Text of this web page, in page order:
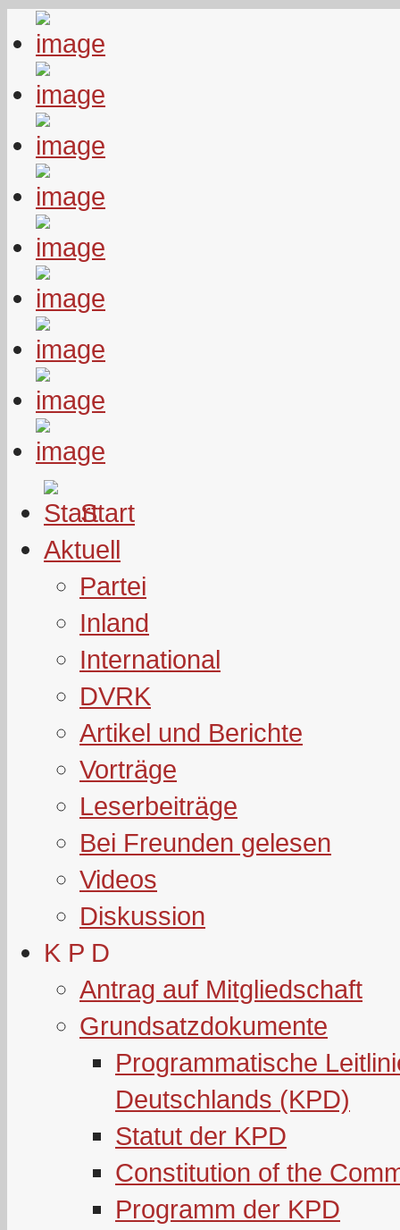
Start
Aktuell
Partei
Inland
International
DVRK
Artikel und Berichte
Vorträge
Leserbeiträge
Bei Freunden gelesen
Videos
Diskussion
K P D
Antrag auf Mitgliedschaft
Grundsatzdokumente
Programmatische
Deutschlands (KPD)
Statut der KPD
Constitution of the
Programm der KPD